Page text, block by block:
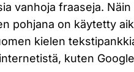
vanhoja fraaseja.
pohjana on käytetty
kielen
kuten